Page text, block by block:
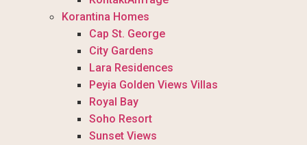
Korantina Homes
Cap St. George
City Gardens
Lara Residences
Peyia Golden Views Villas
Royal Bay
Soho Resort
Sunset Views